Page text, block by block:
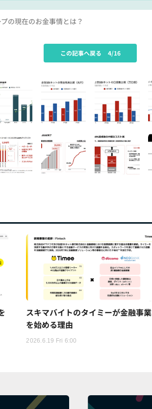
の現在のお金事情とは？
この記事へ戻る 4/16
スキマバイトのタイミーが金融事業
を始める理由
2026.6.19 Fri 6:00